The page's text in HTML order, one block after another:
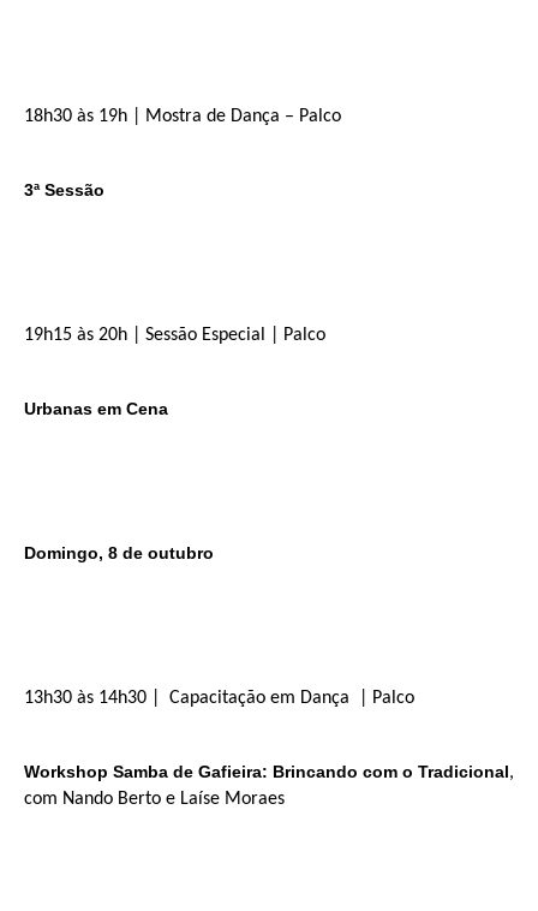
18h30 às 19h | Mostra de Dança – Palco
3ª Sessão
19h15 às 20h | Sessão Especial | Palco
Urbanas em Cena
Domingo, 8 de outubro
13h30 às 14h30 | Capacitação em Dança | Palco
Workshop Samba de Gafieira: Brincando com o Tradicional,
com Nando Berto e Laíse Moraes